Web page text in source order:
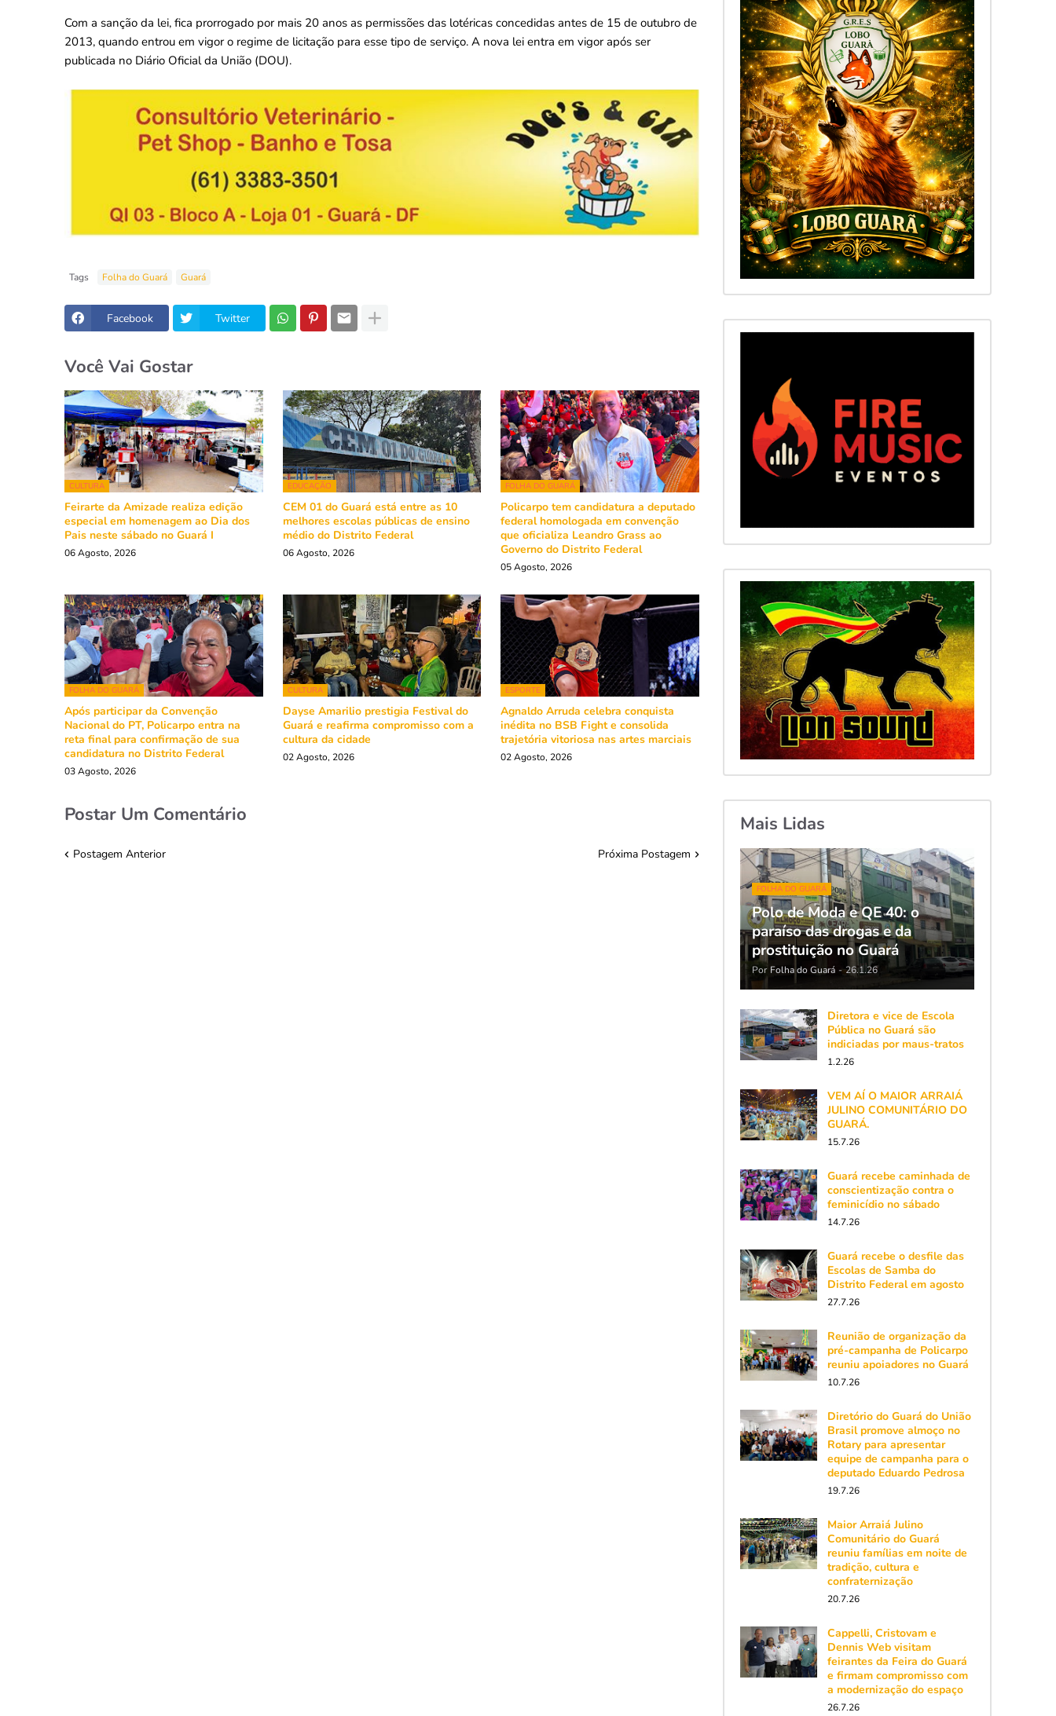
Com a sanção da lei, fica prorrogado por mais 20 anos as permissões das lotéricas concedidas antes de 15 de outubro de
2013, quando entrou em vigor o regime de licitação para esse tipo de serviço. A nova lei entra em vigor após ser
publicada no Diário Oficial da União (DOU).
Tags Folha do Guará Guará
Facebook Twitter
Você Vai Gostar
CULTURA
Feirarte da Amizade realiza edição
especial em homenagem ao Dia dos
Pais neste sábado no Guará I
06 Agosto, 2026
EDUCAÇÃO
CEM 01 do Guará está entre as 10
melhores escolas públicas de ensino
médio do Distrito Federal
06 Agosto, 2026
FOLHA DO GUARÁ
Policarpo tem candidatura a deputado
federal homologada em convenção
que oficializa Leandro Grass ao
Governo do Distrito Federal
05 Agosto, 2026
FOLHA DO GUARÁ
Após participar da Convenção
Nacional do PT, Policarpo entra na
reta final para confirmação de sua
candidatura no Distrito Federal
03 Agosto, 2026
CULTURA
Dayse Amarilio prestigia Festival do
Guará e reafirma compromisso com a
cultura da cidade
02 Agosto, 2026
ESPORTE
Agnaldo Arruda celebra conquista
inédita no BSB Fight e consolida
trajetória vitoriosa nas artes marciais
02 Agosto, 2026
Postar Um Comentário
Postagem Anterior Próxima Postagem
Mais Lidas
FOLHA DO GUARÁ
Polo de Moda e QE 40: o
paraíso das drogas e da
prostituição no Guará
Por Folha do Guará - 26.1.26
Diretora e vice de Escola
Pública no Guará são
indiciadas por maus-tratos
1.2.26
VEM AÍ O MAIOR ARRAIÁ
JULINO COMUNITÁRIO DO
GUARÁ.
15.7.26
Guará recebe caminhada de
conscientização contra o
feminicídio no sábado
14.7.26
Guará recebe o desfile das
Escolas de Samba do
Distrito Federal em agosto
27.7.26
Reunião de organização da
pré-campanha de Policarpo
reuniu apoiadores no Guará
10.7.26
Diretório do Guará do União
Brasil promove almoço no
Rotary para apresentar
equipe de campanha para o
deputado Eduardo Pedrosa
19.7.26
Maior Arraiá Julino
Comunitário do Guará
reuniu famílias em noite de
tradição, cultura e
confraternização
20.7.26
Cappelli, Cristovam e
Dennis Web visitam
feirantes da Feira do Guará
e firmam compromisso com
a modernização do espaço
26.7.26